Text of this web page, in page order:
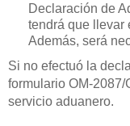
Declaración de
tendrá que llevar
Además, será
Si no efectuó la
formulario OM-2087/
servicio aduanero.